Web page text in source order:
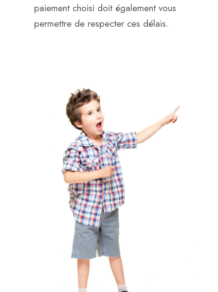
paiement choisi doit également vous
permettre de respecter ces délais.